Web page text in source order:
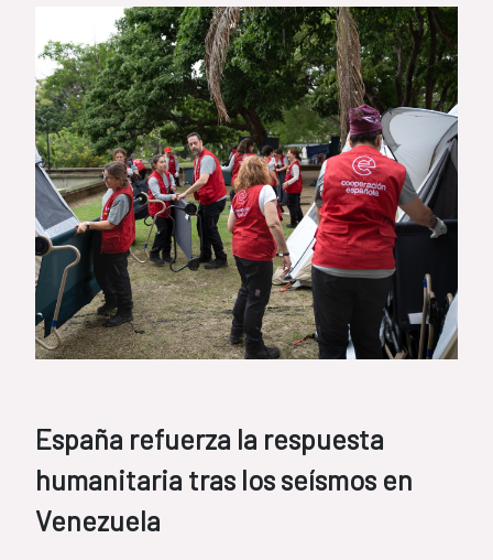
España refuerza la respuesta
humanitaria tras los seísmos en
Venezuela